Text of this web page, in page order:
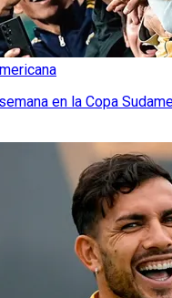
en la Copa